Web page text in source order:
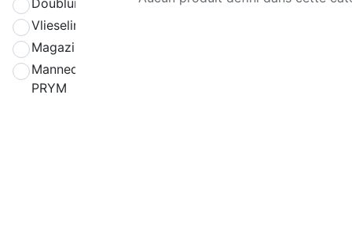
Doublure
Vlieseline
Magazines
Mannequin
PRYM